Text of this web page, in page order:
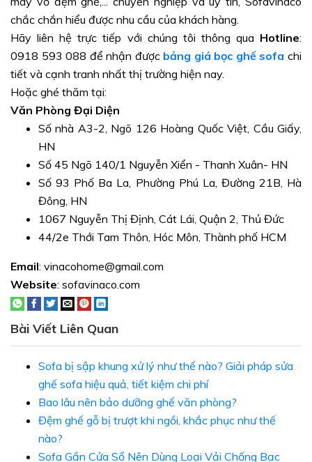
chắc chắn hiểu được nhu cầu của khách hàng.
Hãy liên hệ trực tiếp với chúng tôi thông qua Hotline:
0918 593 088 để nhận được bảng giá bọc ghế sofa chi
tiết và cạnh tranh nhất thị trường hiện nay.
Hoặc ghé thăm tại:
Văn Phòng Đại Diện
Số nhà A3-2, Ngõ 126 Hoàng Quốc Việt, Cầu Giấy,
HN
Số 45 Ngõ 140/1 Nguyễn Xiển - Thanh Xuân- HN
Số 93 Phố Ba La, Phường Phú La, Đường 21B, Hà
Đông, HN
1067 Nguyễn Thị Định, Cát Lái, Quận 2, Thủ Đức
44/2e Thới Tam Thôn, Hóc Môn, Thành phố HCM
Email: vinacohome@gmail.com
Website: sofavinaco.com
Bài Viết Liên Quan
Sofa bị sập khung xử lý như thế nào? Giải pháp sửa
ghế sofa hiệu quả, tiết kiệm chi phí
Bao lâu nên bảo dưỡng ghế văn phòng?
Đệm ghế gỗ bị trượt khi ngồi, khắc phục như thế
nào?
Sofa Gần Cửa Sổ Nên Dùng Loại Vải Chống Bạc